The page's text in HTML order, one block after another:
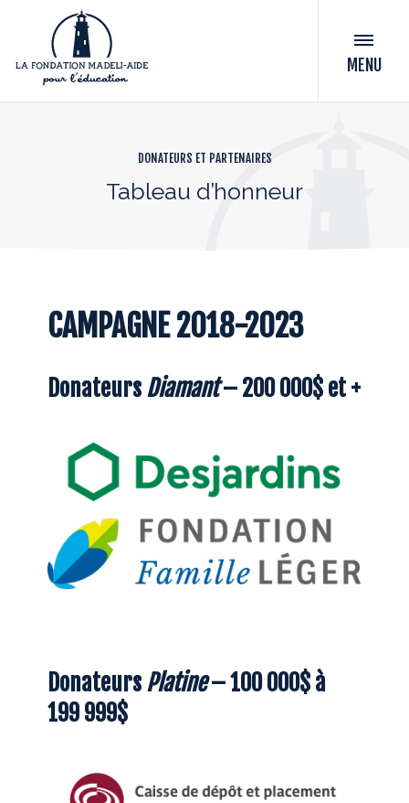
MENU
DONATEURS ET PARTENAIRES
Tableau d’honneur
CAMPAGNE 2018-2023
Donateurs Diamant– 200 000$ et +
Donateurs Platine– 100 000$ à
199 999$